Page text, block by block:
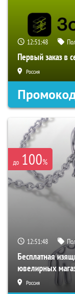
12:51:47
Первый заказ в
Россия
до 100%
12:51:47
Бесплатная
ювелирных
Россия